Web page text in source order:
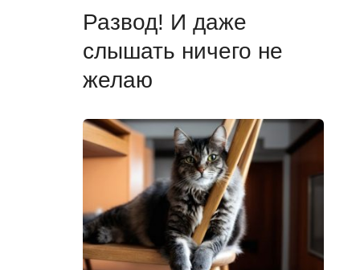
Развод! И даже
слышать ничего не
желаю